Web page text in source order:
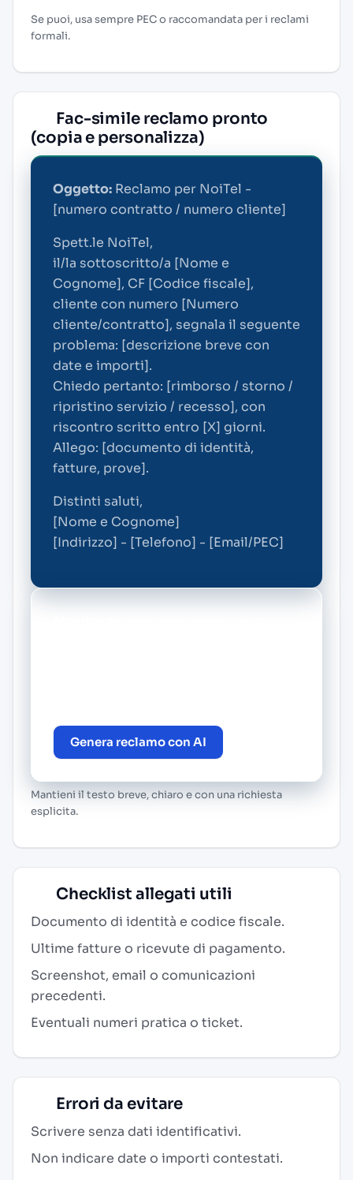
Se puoi, usa sempre PEC o raccomandata per i reclami
formali.
Fac-simile reclamo pronto
(copia e personalizza)
Oggetto: Reclamo per NoiTel -
[numero contratto / numero cliente]
Spett.le NoiTel,
il/la sottoscritto/a [Nome e
Cognome], CF [Codice fiscale],
cliente con numero [Numero
cliente/contratto], segnala il seguente
problema: [descrizione breve con
date e importi].
Chiedo pertanto: [rimborso / storno /
ripristino servizio / recesso], con
riscontro scritto entro [X] giorni.
Allego: [documento di identità,
fatture, prove].
Distinti saluti,
[Nome e Cognome]
[Indirizzo] - [Telefono] - [Email/PEC]
Genera reclamo con AI
Mantieni il testo breve, chiaro e con una richiesta
esplicita.
Checklist allegati utili
Documento di identità e codice fiscale.
Ultime fatture o ricevute di pagamento.
Screenshot, email o comunicazioni
precedenti.
Eventuali numeri pratica o ticket.
Errori da evitare
Scrivere senza dati identificativi.
Non indicare date o importi contestati.